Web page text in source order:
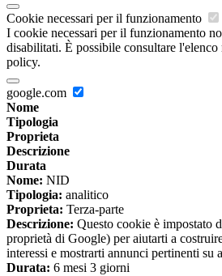
Cookie necessari per il funzionamento
I cookie necessari per il funzionamento
disabilitati. È possibile consultare
policy.
google.com
Nome
Tipologia
Proprieta
Descrizione
Durata
Nome: NID
Tipologia: analitico
Proprieta: Terza-parte
Descrizione: Questo cookie è impostato
proprietà di Google) per aiutarti a
interessi e mostrarti annunci pertinenti su
Durata: 6 mesi 3 giorni